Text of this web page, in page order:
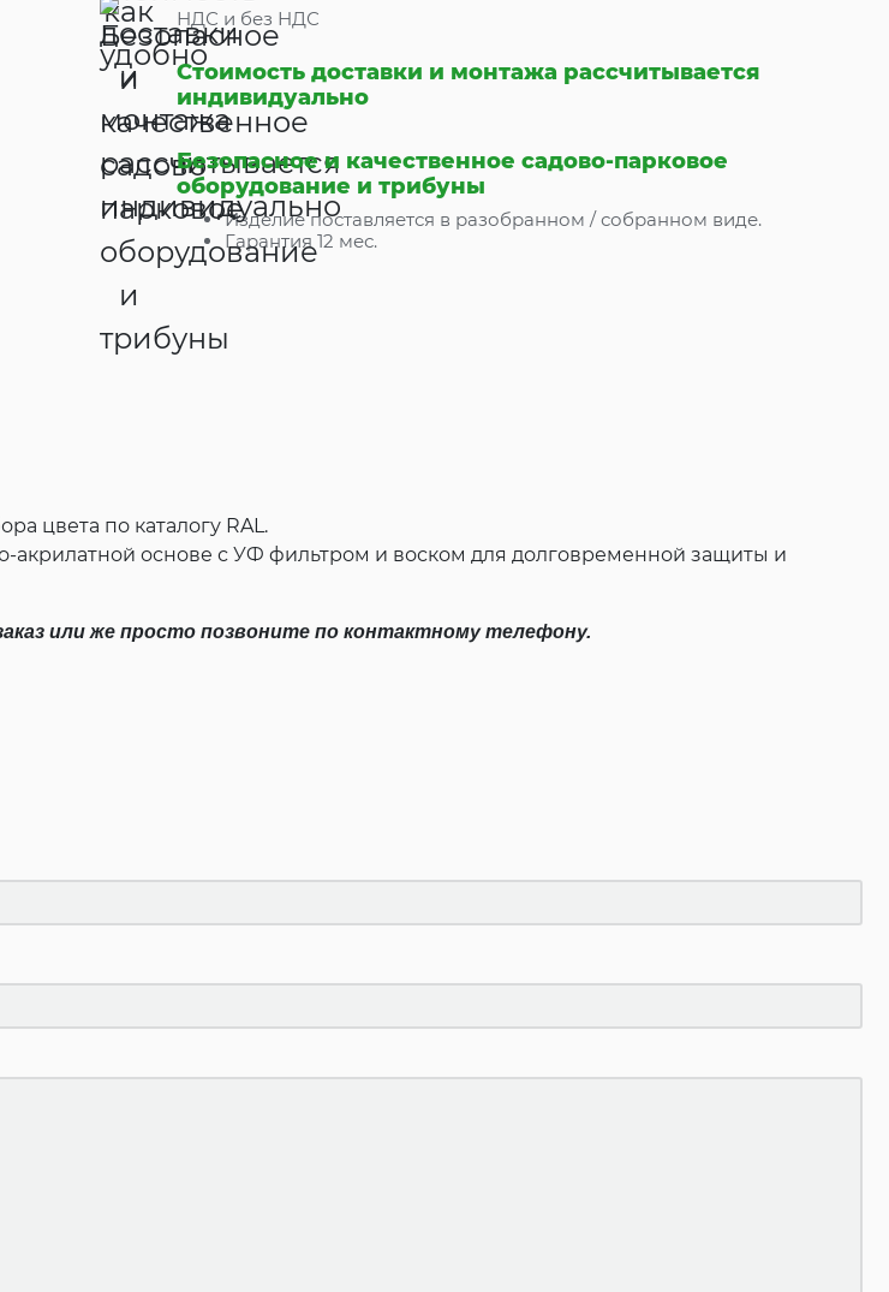
НДС и без НДС
Стоимость доставки и монтажа рассчитывается
индивидуально
Безопасное и качественное садово-парковое
оборудование и трибуны
Изделие поставляется в разобранном / собранном виде.
Гарантия 12 мес.
цвета по каталогу RAL.
основе с УФ фильтром и воском для долговременной защиты и
или же просто позвоните по контактному телефону.